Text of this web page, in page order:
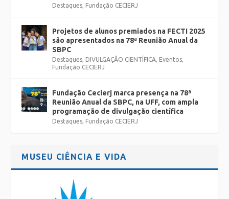
Destaques, Fundação CECIERJ
Projetos de alunos premiados na FECTI 2025
são apresentados na 78ª Reunião Anual da
SBPC
Destaques, DIVULGAÇÃO CIENTÍFICA, Eventos,
Fundação CECIERJ
Fundação Cecierj marca presença na 78ª
Reunião Anual da SBPC, na UFF, com ampla
programação de divulgação científica
Destaques, Fundação CECIERJ
MUSEU CIÊNCIA E VIDA